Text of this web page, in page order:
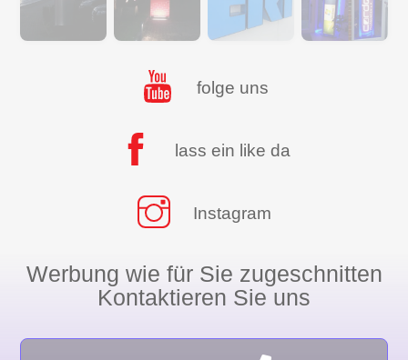
folge uns
lass ein like da
Instagram
Werbung wie für Sie zugeschnitten
Kontaktieren Sie uns